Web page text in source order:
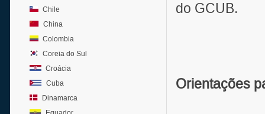
Chile
China
Colombia
Coreia do Sul
Croácia
Cuba
Dinamarca
do GCUB.
Orientações